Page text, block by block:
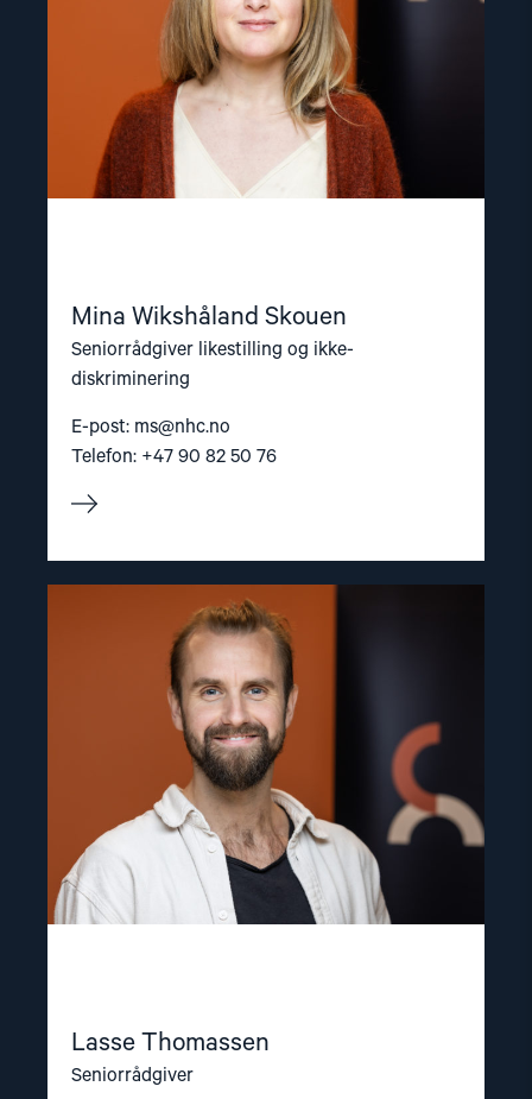
Mina Wikshåland Skouen
Seniorrådgiver likestilling og ikke-
diskriminering
E-post: ms@nhc.no
Telefon: +47 90 82 50 76
Lasse Thomassen
Seniorrådgiver
article
"Lasse
Thomassen"